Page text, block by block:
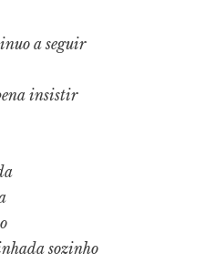
a seguir
insistir
sozinho